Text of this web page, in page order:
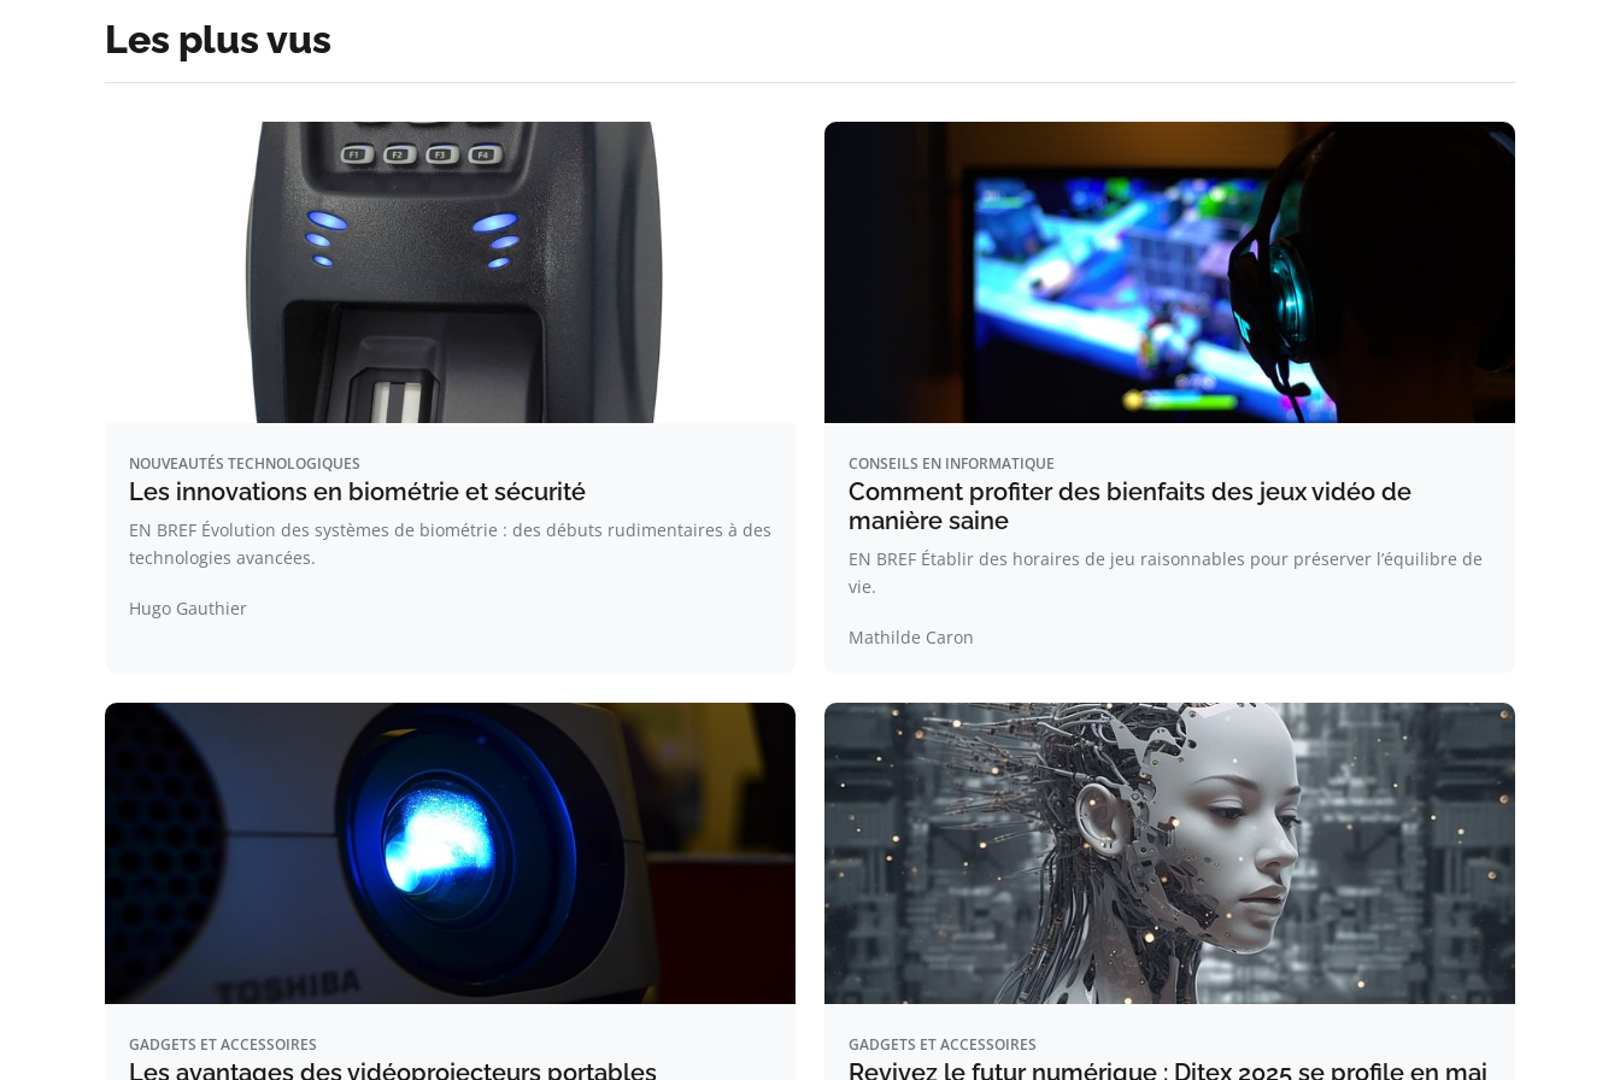
Les plus vus
NOUVEAUTÉS TECHNOLOGIQUES
Les innovations en biométrie et sécurité
EN BREF Évolution des systèmes de biométrie : des débuts rudimentaires à des
technologies avancées.
Hugo Gauthier
CONSEILS EN INFORMATIQUE
Comment profiter des bienfaits des jeux vidéo de
manière saine
EN BREF Établir des horaires de jeu raisonnables pour préserver l’équilibre de
vie.
Mathilde Caron
GADGETS ET ACCESSOIRES
Les avantages des vidéoprojecteurs portables
GADGETS ET ACCESSOIRES
Revivez le futur numérique : Ditex 2025 se profile en mai